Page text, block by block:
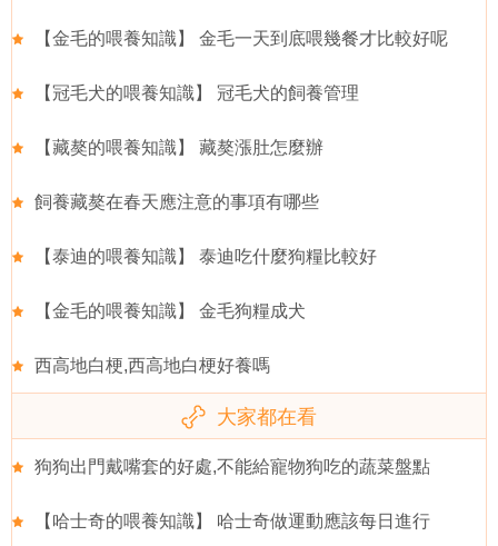
【金毛的喂養知識】 金毛一天到底喂幾餐才比較好呢
【冠毛犬的喂養知識】 冠毛犬的飼養管理
【藏獒的喂養知識】 藏獒漲肚怎麼辦
飼養藏獒在春天應注意的事項有哪些
【泰迪的喂養知識】 泰迪吃什麼狗糧比較好
【金毛的喂養知識】 金毛狗糧成犬
西高地白梗,西高地白梗好養嗎
大家都在看
狗狗出門戴嘴套的好處,不能給寵物狗吃的蔬菜盤點
【哈士奇的喂養知識】 哈士奇做運動應該每日進行